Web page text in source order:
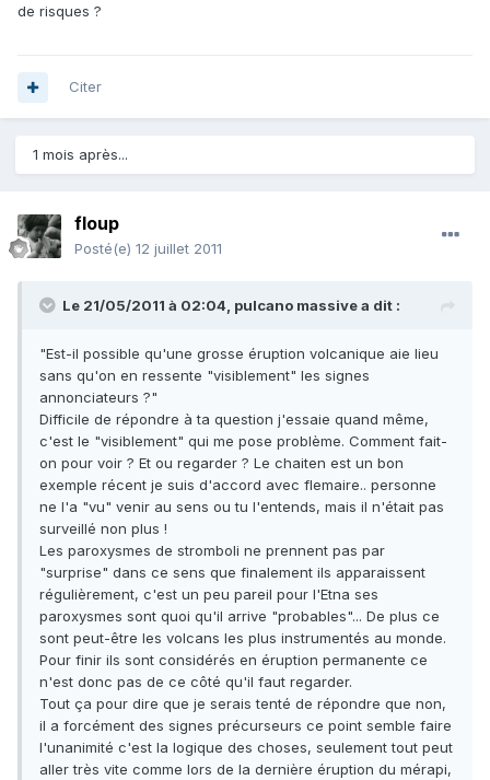
de risques ?
Citer
1 mois après...
floup
Posté(e) 12 juillet 2011
Le 21/05/2011 à 02:04, pulcano massive a dit :
"Est-il possible qu'une grosse éruption volcanique aie lieu
sans qu'on en ressente "visiblement" les signes
annonciateurs ?"
Difficile de répondre à ta question j'essaie quand même,
c'est le "visiblement" qui me pose problème. Comment fait-
on pour voir ? Et ou regarder ? Le chaiten est un bon
exemple récent je suis d'accord avec flemaire.. personne
ne l'a "vu" venir au sens ou tu l'entends, mais il n'était pas
surveillé non plus !
Les paroxysmes de stromboli ne prennent pas par
"surprise" dans ce sens que finalement ils apparaissent
régulièrement, c'est un peu pareil pour l'Etna ses
paroxysmes sont quoi qu'il arrive "probables"... De plus ce
sont peut-être les volcans les plus instrumentés au monde.
Pour finir ils sont considérés en éruption permanente ce
n'est donc pas de ce côté qu'il faut regarder.
Tout ça pour dire que je serais tenté de répondre que non,
il a forcément des signes précurseurs ce point semble faire
l'unanimité c'est la logique des choses, seulement tout peut
aller très vite comme lors de la dernière éruption du mérapi,